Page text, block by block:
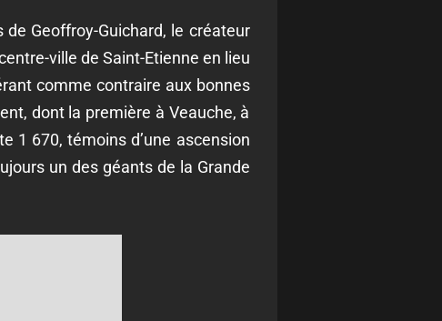
Geoffroy-Guichard, le créateur
ville de Saint-Etienne en lieu
comme contraire aux bonnes
dont la première à Veauche, à
1 670, témoins d’une ascension
un des géants de la Grande